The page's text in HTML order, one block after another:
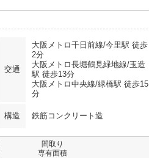
交通
大阪メトロ千日前線/今里駅 徒歩
2分
大阪メトロ長堀鶴見緑地線/玉造
駅 徒歩13分
大阪メトロ中央線/緑橋駅 徒歩15
分
構造 鉄筋コンクリート造
間取り
専有面積